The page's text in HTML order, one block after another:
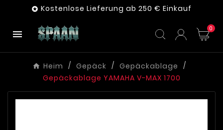
 Kostenlose Lieferung ab 250 € Einkauf
 0
Heim Gepäck
Gepäckablage
Gepäckablage YAMAHA V-MAX 1700